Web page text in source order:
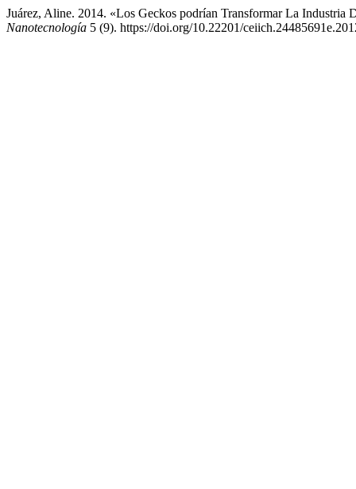
Juárez, Aline. 2014. «Los Geckos podrían Transformar La Industria
Nanotecnología 5 (9). https://doi.org/10.22201/